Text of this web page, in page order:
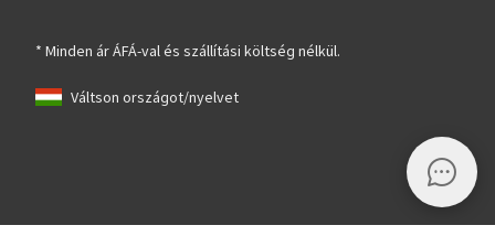
* Minden ár ÁFÁ-val és szállítási költség nélkül.
Váltson országot/nyelvet